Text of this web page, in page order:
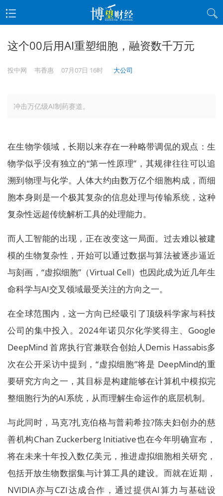
这个00后用AI重塑细胞，融资数千万元
投中网 韦香惠 07月07日 16时 大公司
冲击万亿级AI制药赛道。
在生物学领域，长期以来存在一种略带调侃的观点：生
物学似乎没有独立的“第一性原理”，其规律往往可以追
溯到物理与化学。人体大约由数万亿个细胞构成，而细
胞本身则是一个极其复杂的信息处理与传输系统，这种
复杂性远超传统解析工具的处理能力。
而人工智能的出现，正在改变这一局面。过去难以被建
模的生物复杂性，开始可以通过数据与算法被逐步逼近
与刻画，“虚拟细胞”（Virtual Cell）也因此成为近几年生
命科学与AI交叉领域最受关注的方向之一。
在全球范围内，这一方向已经吸引了顶级科学家与科技
公司的集中投入。2024年诺贝尔化学奖得主、Google
DeepMind 首席执行官兼联合创始人Demis Hassabis多
次在公开采访中提到，“虚拟细胞”将是 DeepMind的重
要研究方向之一，其目标是构建能够在计算机中模拟完
整细胞行为的AI系统，从而理解生命运作的底层机制。
与此同时，马克?扎克伯格与普莉希拉?陈夫妇创办的慈
善机构Chan Zuckerberg Initiative也在今年明确宣布，
将在未来十年投入数亿美元，推进虚拟细胞相关研究，
包括开放生物数据集与计算工具的建设。而就在近期，
NVIDIA亦与CZI达成合作，通过提供AI算力与基础设